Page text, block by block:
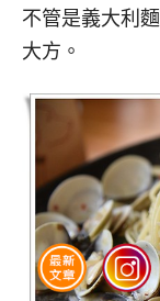
不管是義大利
大方。